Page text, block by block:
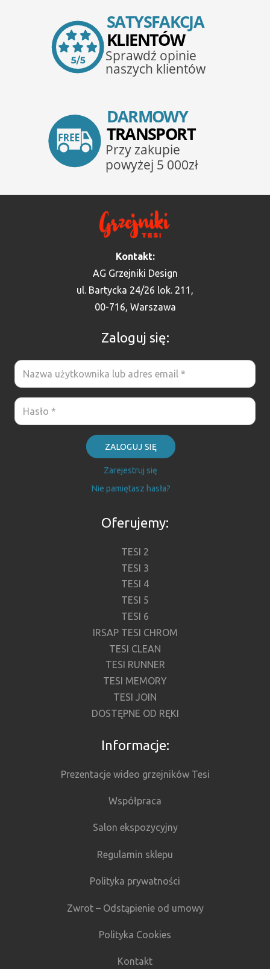
Kontakt:
AG Grzejniki Design
ul. Bartycka 24/26 lok. 211,
00-716, Warszawa
Zaloguj się:
ZALOGUJ SIĘ
Zarejestruj się
Nie pamiętasz hasła?
Oferujemy:
TESI 2
TESI 3
TESI 4
TESI 5
TESI 6
IRSAP TESI CHROM
TESI CLEAN
TESI RUNNER
TESI MEMORY
TESI JOIN
DOSTĘPNE OD RĘKI
Informacje:
Prezentacje wideo grzejników Tesi
Współpraca
Salon ekspozycyjny
Regulamin sklepu
Polityka prywatności
Zwrot – Odstąpienie od umowy
Polityka Cookies
Kontakt